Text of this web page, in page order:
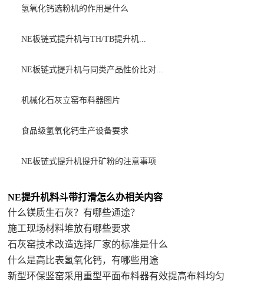
氢氧化钙选粉机的作用是什么
NE板链式提升机与TH/TB提升机...
NE板链式提升机与同类产品性价比对...
机械化石灰立窑布料器图片
食品级氢氧化钙生产设备要求
NE板链式提升机提升矿粉的注意事项
NE提升机料斗带打滑怎么办相关内容
什么镁质生石灰？有哪些通途？
施工现场材料堆放有哪些要求
石灰窑技术改造选择厂家的标准是什么
什么是高比表氢氧化钙，有哪些用途
新型环保竖窑采用重型平面布料器有效提高布料均匀